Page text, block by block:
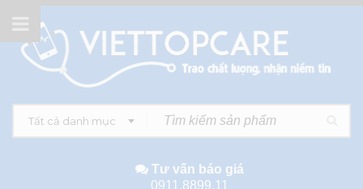
Tất cả danh mục
Tư vấn báo giá
0911.8899.11